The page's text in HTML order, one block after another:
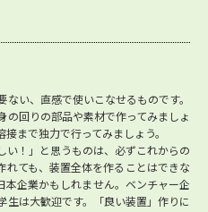
ない、直感で使いこなせるものです。
の回りの部品や素材で作ってみましょ
まで独力で行ってみましょう。
い！」と思うものは、必ずこれからの
れても、装置全体を作ることはできな
本企業かもしれません。ベンチャー企
は大歓迎です。「良い装置」作りに